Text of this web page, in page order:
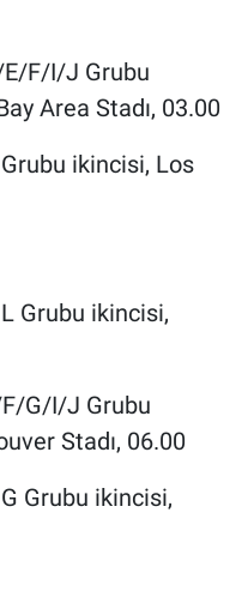
F/I/J Grubu
Area Stadı, 03.00
ikincisi, Los
Grubu ikincisi,
G/I/J Grubu
Stadı, 06.00
Grubu ikincisi,